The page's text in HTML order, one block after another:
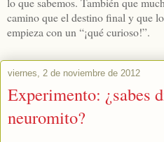
camino que el destino final y que
empieza con un “¡qué curioso!”.
viernes, 2 de noviembre de 2012
Experimento: ¿sabes
neuromito?